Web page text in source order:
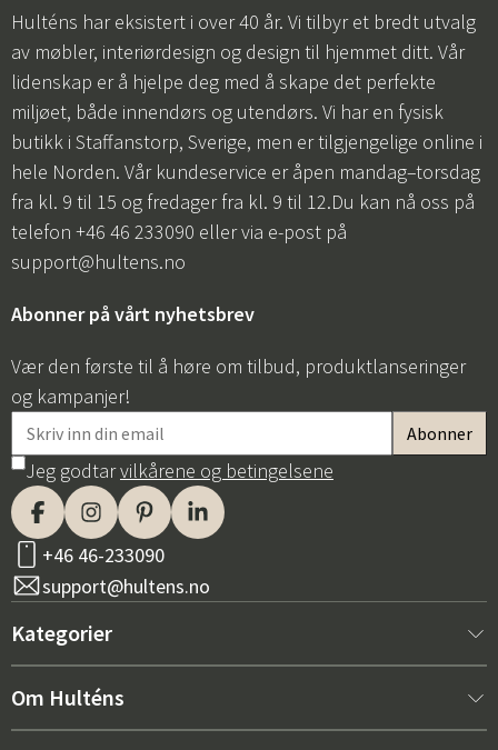
Hulténs har eksistert i over 40 år. Vi tilbyr et bredt utvalg
av møbler, interiørdesign og design til hjemmet ditt. Vår
lidenskap er å hjelpe deg med å skape det perfekte
miljøet, både innendørs og utendørs. Vi har en fysisk
butikk i Staffanstorp, Sverige, men er tilgjengelige online i
hele Norden. Vår kundeservice er åpen mandag–torsdag
fra kl. 9 til 15 og fredager fra kl. 9 til 12.Du kan nå oss på
telefon +46 46 233090 eller via e-post på
support@hultens.no
Abonner på vårt nyhetsbrev
Vær den første til å høre om tilbud, produktlanseringer
og kampanjer!
Jeg godtarvilkårene og betingelsene
+46 46-233090
support@hultens.no
Kategorier
Nytt hos oss
Om Hulténs